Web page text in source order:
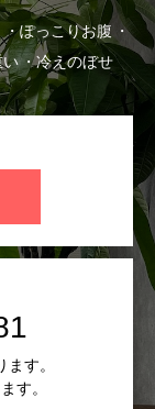
ぽっこりお腹
い 冷えのぼせ
す。
す。